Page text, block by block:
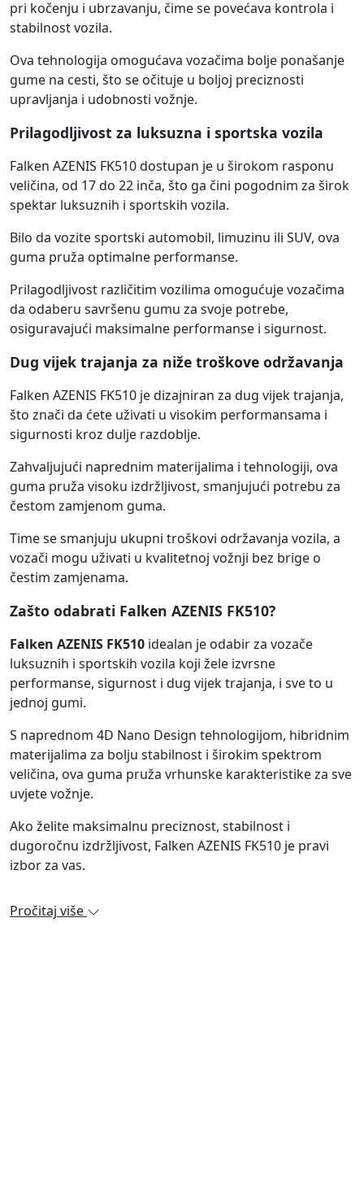
pri kočenju i ubrzavanju, čime se povećava kontrola i
stabilnost vozila.
Ova tehnologija omogućava vozačima bolje ponašanje
gume na cesti, što se očituje u boljoj preciznosti
upravljanja i udobnosti vožnje.
Prilagodljivost za luksuzna i sportska vozila
Falken AZENIS FK510 dostupan je u širokom rasponu
veličina, od 17 do 22 inča, što ga čini pogodnim za širok
spektar luksuznih i sportskih vozila.
Bilo da vozite sportski automobil, limuzinu ili SUV, ova
guma pruža optimalne performanse.
Prilagodljivost različitim vozilima omogućuje vozačima
da odaberu savršenu gumu za svoje potrebe,
osiguravajući maksimalne performanse i sigurnost.
Dug vijek trajanja za niže troškove održavanja
Falken AZENIS FK510 je dizajniran za dug vijek trajanja,
što znači da ćete uživati u visokim performansama i
sigurnosti kroz dulje razdoblje.
Zahvaljujući naprednim materijalima i tehnologiji, ova
guma pruža visoku izdržljivost, smanjujući potrebu za
čestom zamjenom guma.
Time se smanjuju ukupni troškovi održavanja vozila, a
vozači mogu uživati u kvalitetnoj vožnji bez brige o
čestim zamjenama.
Zašto odabrati Falken AZENIS FK510?
Falken AZENIS FK510 idealan je odabir za vozače
luksuznih i sportskih vozila koji žele izvrsne
performanse, sigurnost i dug vijek trajanja, i sve to u
jednoj gumi.
S naprednom 4D Nano Design tehnologijom, hibridnim
materijalima za bolju stabilnost i širokim spektrom
veličina, ova guma pruža vrhunske karakteristike za sve
uvjete vožnje.
Ako želite maksimalnu preciznost, stabilnost i
dugoročnu izdržljivost, Falken AZENIS FK510 je pravi
izbor za vas.
Pročitaj više